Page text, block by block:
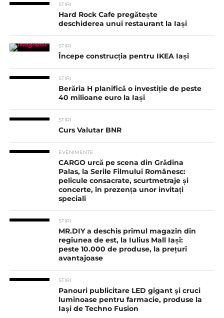
STIRI
Hard Rock Cafe pregătește
deschiderea unui restaurant la Iași
STIRI
Începe construcția pentru IKEA Iași
STIRI
Berăria H planifică o investiție de peste
40 milioane euro la Iași
STIRI
Curs Valutar BNR
EVENIMENTE
CARGO urcă pe scena din Grădina
Palas, la Serile Filmului Românesc:
pelicule consacrate, scurtmetraje și
concerte, în prezența unor invitați
speciali
STIRI
MR.DIY a deschis primul magazin din
regiunea de est, la Iulius Mall Iași:
peste 10.000 de produse, la prețuri
avantajoase
STIRI
Panouri publicitare LED gigant şi cruci
luminoase pentru farmacie, produse la
Iaşi de Techno Fusion